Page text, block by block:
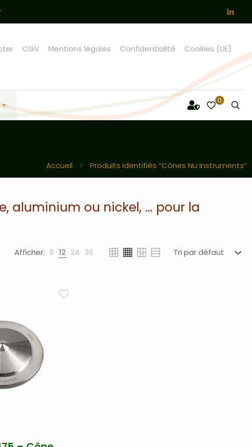
CGV Mentions légales Confidentialité Cookies (UE)
0
Accueil Produits identifiés “Cônes Nu Instruments”
aluminium ou nickel, … pour la
Afficher: 6 12 24 36